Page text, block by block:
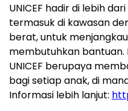
UNICEF hadir di lebih
termasuk di kawasan
berat, untuk
membutuhkan
UNICEF berupaya
bagi setiap anak, di
Informasi lebih lanjut: